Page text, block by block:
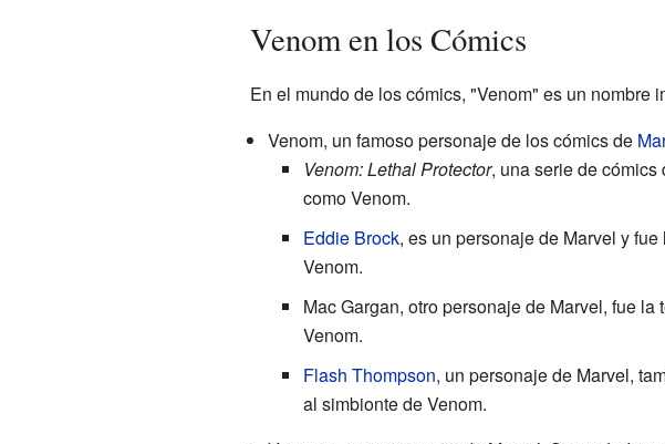
Venom en los Cómics
En el mundo de los cómics, "Venom" es un nombre
Venom, un famoso personaje de los cómics de
Venom: Lethal Protector, una serie de cómics
como Venom.
Eddie Brock, es un personaje de Marvel y
Venom.
Mac Gargan, otro personaje de Marvel, fue
Venom.
Flash Thompson, un personaje de Marvel,
al simbionte de Venom.